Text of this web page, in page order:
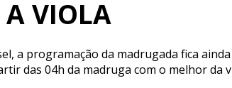
A VIOLA
a programação da madrugada fica
das 04h da madruga com o melhor da